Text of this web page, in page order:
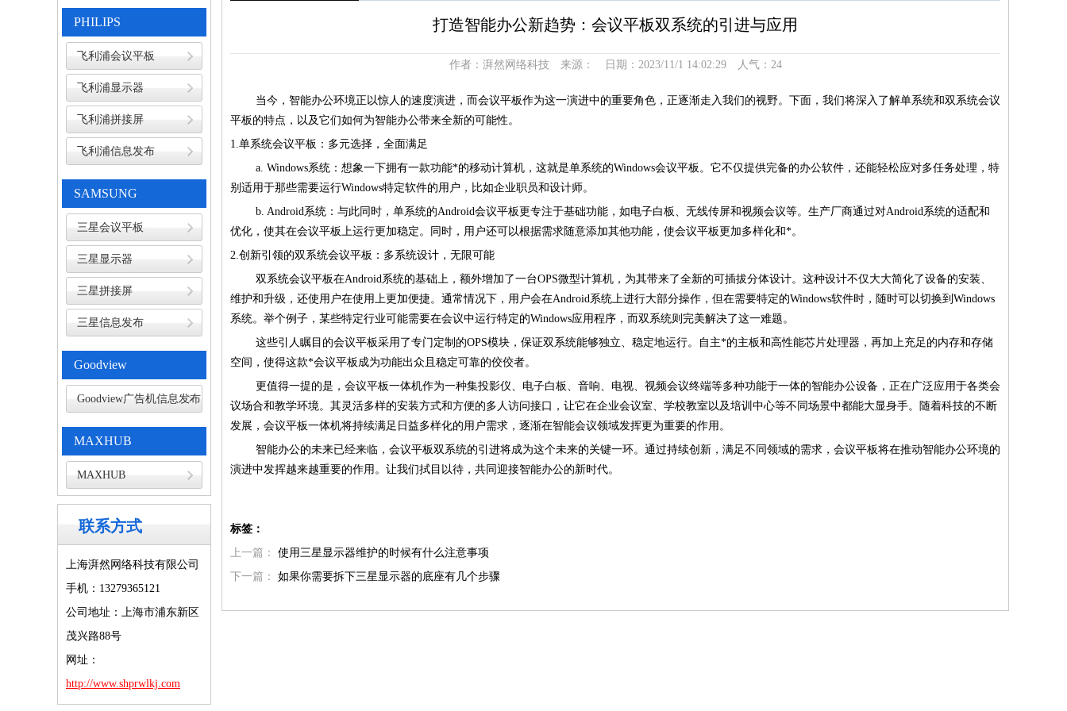
2 3
PHILIPS
飞利浦会议平板
飞利浦显示器
飞利浦拼接屏
飞利浦信息发布
SAMSUNG
三星会议平板
三星显示器
三星拼接屏
三星信息发布
Goodview
Goodview广告机信息发布
MAXHUB
MAXHUB
联系方式
上海湃然网络科技有限公司
手机：13279365121
公司地址：上海市浦东新区
茂兴路88号
网址：
http://www.shprwlkj.com
打造智能办公新趋势：会议平板双系统的引进与应用
作者：湃然网络科技 来源： 日期：2023/11/1 14:02:29 人气： 24
当今，智能办公环境正以惊人的速度演进，而会议平板作为这一演进中的重要角色，正逐渐走入我们的视野。下面，我们将深入了解单系统和双系统会议
平板的特点，以及它们如何为智能办公带来全新的可能性。
1.单系统会议平板：多元选择，全面满足
a. Windows系统：想象一下拥有一款功能*的移动计算机，这就是单系统的Windows会议平板。它不仅提供完备的办公软件，还能轻松应对多任务处理，特
别适用于那些需要运行Windows特定软件的用户，比如企业职员和设计师。
b. Android系统：与此同时，单系统的Android会议平板更专注于基础功能，如电子白板、无线传屏和视频会议等。生产厂商通过对Android系统的适配和
优化，使其在会议平板上运行更加稳定。同时，用户还可以根据需求随意添加其他功能，使会议平板更加多样化和*。
2.创新引领的双系统会议平板：多系统设计，无限可能
双系统会议平板在Android系统的基础上，额外增加了一台OPS微型计算机，为其带来了全新的可插拔分体设计。这种设计不仅大大简化了设备的安装、
维护和升级，还使用户在使用上更加便捷。通常情况下，用户会在Android系统上进行大部分操作，但在需要特定的Windows软件时，随时可以切换到Windows
系统。举个例子，某些特定行业可能需要在会议中运行特定的Windows应用程序，而双系统则完美解决了这一难题。
这些引人瞩目的会议平板采用了专门定制的OPS模块，保证双系统能够独立、稳定地运行。自主*的主板和高性能芯片处理器，再加上充足的内存和存储
空间，使得这款*会议平板成为功能出众且稳定可靠的佼佼者。
更值得一提的是，会议平板一体机作为一种集投影仪、电子白板、音响、电视、视频会议终端等多种功能于一体的智能办公设备，正在广泛应用于各类会
议场合和教学环境。其灵活多样的安装方式和方便的多人访问接口，让它在企业会议室、学校教室以及培训中心等不同场景中都能大显身手。随着科技的不断
发展，会议平板一体机将持续满足日益多样化的用户需求，逐渐在智能会议领域发挥更为重要的作用。
智能办公的未来已经来临，会议平板双系统的引进将成为这个未来的关键一环。通过持续创新，满足不同领域的需求，会议平板将在推动智能办公环境的
演进中发挥越来越重要的作用。让我们拭目以待，共同迎接智能办公的新时代。
标签：
上一篇： 使用三星显示器维护的时候有什么注意事项
下一篇： 如果你需要拆下三星显示器​的底座有几个步骤